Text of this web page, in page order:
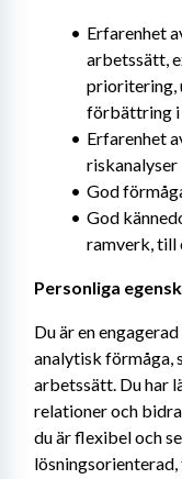
Erfarenhet
arbetssätt,
prioritering,
förbättring i
Erfarenhet
riskanalyser
God
God
ramverk, till
Personliga
Du är en
analytisk
arbetssätt. Du har
relationer och
du är flexibel och